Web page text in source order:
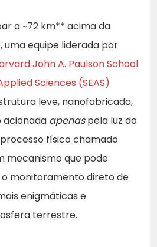
a ~72 km** acima da
equipe liderada por
John A. Paulson School
Sciences (SEAS)
leve, nanofabricada,
acionada apenaspela luz do
físico chamado
que pode
monitoramento direto de
enigmáticas e
terrestre.